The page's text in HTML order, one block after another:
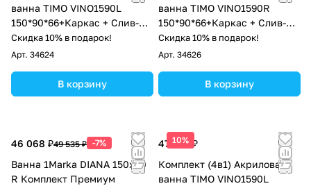
ванна TIMO VINO1590L
150*90*66+Каркас + Слив-
перелив+Фронтальная
панель+Торцевая панель
Скидка 10% в подарок!
Арт. 34624
В корзину
ванна TIMO VINO1590R
150*90*66+Каркас + Слив-
перелив+Фронтальная
панель
Скидка 10% в подарок!
Арт. 34626
В корзину
46 068 ₽49 535 ₽ -7%
Ванна 1Marka DIANA 150x90
R Комплект Премиум
10%
47 100 ₽
Комплект (4в1) Акриловая
ванна TIMO VINO1590L